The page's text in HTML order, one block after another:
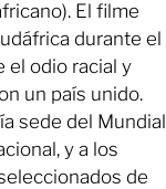
El filme
durante el
el odio racial y
un país unido.
sede del Mundial
y a los
de